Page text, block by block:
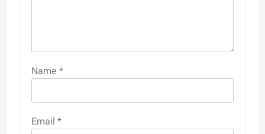
Name *
Email *